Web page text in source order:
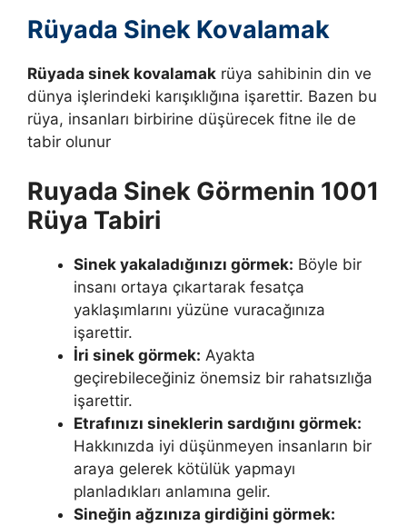
Rüyada Sinek Kovalamak
Rüyada sinek kovalamak rüya sahibinin din ve
dünya işlerindeki karışıklığına işarettir. Bazen bu
rüya, insanları birbirine düşürecek fitne ile de
tabir olunur
Ruyada Sinek Görmenin 1001
Rüya Tabiri
Sinek yakaladığınızı görmek: Böyle bir
insanı ortaya çıkar­tarak fesatça
yaklaşımlarını yüzüne vuracağınıza
işarettir.
İri sinek görmek: Ayakta
geçirebileceğiniz önemsiz bir rahatsızlığa
işarettir.
Etrafınızı sineklerin sardığını görmek:
Hakkınızda iyi düşün­meyen insanların bir
araya gelerek kötülük yapmayı
planladıkları anlamına gelir.
Sineğin ağzınıza girdiğini görmek: